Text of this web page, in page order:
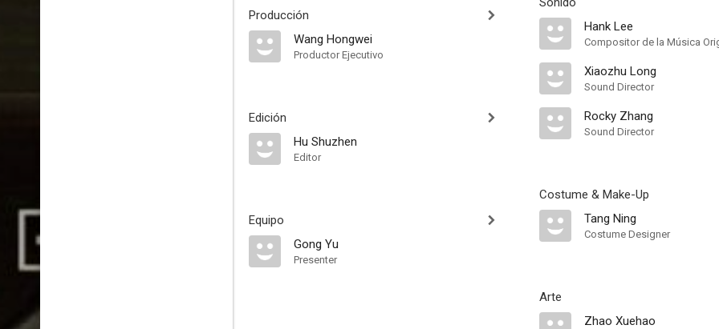
Producción
Wang Hongwei
Productor Ejecutivo
Edición
Hu Shuzhen
Editor
Equipo
Gong Yu
Presenter
Hank Lee
Compositor de la Música
Xiaozhu Long
Sound Director
Rocky Zhang
Sound Director
Costume & Make-Up
Tang Ning
Costume Designer
Arte
Zhao Xuehao